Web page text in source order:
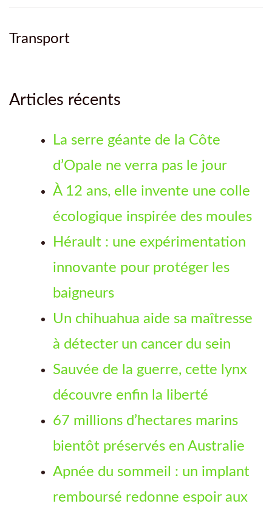
Transport
Articles récents
La serre géante de la Côte
d’Opale ne verra pas le jour
À 12 ans, elle invente une colle
écologique inspirée des moules
Hérault : une expérimentation
innovante pour protéger les
baigneurs
Un chihuahua aide sa maîtresse
à détecter un cancer du sein
Sauvée de la guerre, cette lynx
découvre enfin la liberté
67 millions d’hectares marins
bientôt préservés en Australie
Apnée du sommeil : un implant
remboursé redonne espoir aux